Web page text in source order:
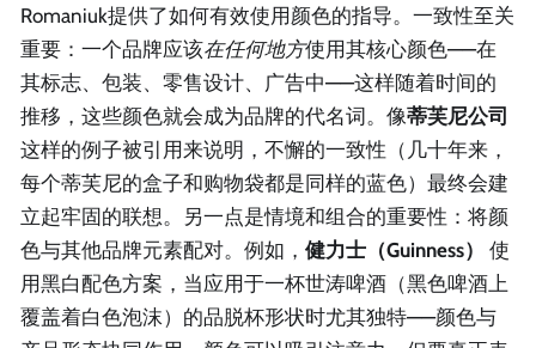
Romaniuk提供了如何有效使用颜色的指导。一致性至关
重要：一个品牌应该在任何地方使用其核心颜色——在
其标志、包装、零售设计、广告中——这样随着时间的
推移，这些颜色就会成为品牌的代名词。像蒂芙尼公司
这样的例子被引用来说明，不懈的一致性（几十年来，
每个蒂芙尼的盒子和购物袋都是同样的蓝色）最终会建
立起牢固的联想。另一点是情境和组合的重要性：将颜
色与其他品牌元素配对。例如， 健力士（Guinness）
使
用黑白配色方案，当应用于一杯世涛啤酒（黑色啤酒上
覆盖着白色泡沫）的品脱杯形状时尤其独特——颜色与